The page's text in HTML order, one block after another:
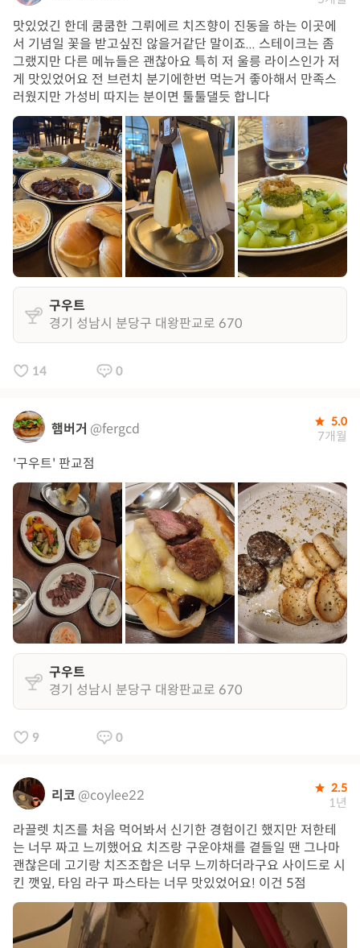
맛있었긴 한데 쿰쿰한 그뤼에르 치즈향이 진동을 하는 이곳에
서 기념일 꽃을 받고싶진 않을거같단 말이죠... 스테이크는 좀
그랬지만 다른 메뉴들은 괜찮아요 특히 저 울릉 라이스인가 저
게 맛있었어요 전 브런치 분기에한번 먹는거 좋아해서 만족스
러웠지만 가성비 따지는 분이면 툴툴댈듯 합니다
구우트
경기 성남시 분당구 대왕판교로 670
14 0
햄버거 @fergcd 5.0
7개월
'구우트' 판교점
구우트
경기 성남시 분당구 대왕판교로 670
9 0
리코 @coylee22 2.5
1년
라끌렛 치즈를 처음 먹어봐서 신기한 경험이긴 했지만 저한테
는 너무 짜고 느끼했어요 치즈랑 구운야채를 곁들일 땐 그나마
괜찮은데 고기랑 치즈조합은 너무 느끼하더라구요 사이드로 시
킨 깻잎, 타임 라구 파스타는 너무 맛있었어요! 이건 5점